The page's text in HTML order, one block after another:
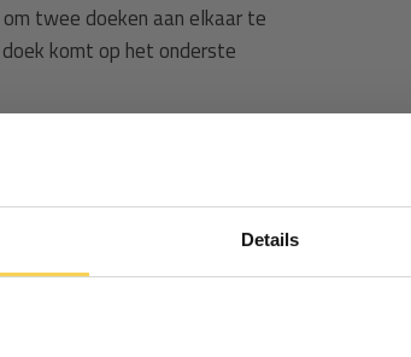
Details
twee doeken aan elkaar te
komt op het onderste
op de Minax bout en
en op de Minax Caf Combo.
Ontvang €5,- korting!
ontvang €5,- welkomstkorting!